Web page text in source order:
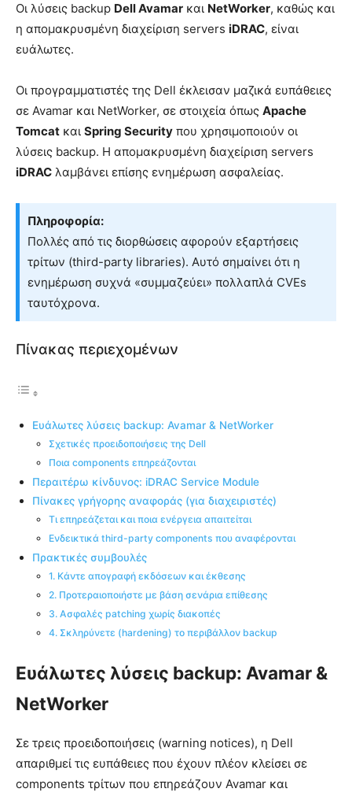
Οι λύσεις backup Dell Avamar και NetWorker, καθώς και
η απομακρυσμένη διαχείριση servers iDRAC, είναι
ευάλωτες.
Οι προγραμματιστές της Dell έκλεισαν μαζικά ευπάθειες
σε Avamar και NetWorker, σε στοιχεία όπως Apache
Tomcat και Spring Security που χρησιμοποιούν οι
λύσεις backup. Η απομακρυσμένη διαχείριση servers
iDRAC λαμβάνει επίσης ενημέρωση ασφαλείας.
Πληροφορία:
Πολλές από τις διορθώσεις αφορούν εξαρτήσεις
τρίτων (third-party libraries). Αυτό σημαίνει ότι η
ενημέρωση συχνά «συμμαζεύει» πολλαπλά CVEs
ταυτόχρονα.
Πίνακας περιεχομένων
Ευάλωτες λύσεις backup: Avamar & NetWorker
Σχετικές προειδοποιήσεις της Dell
Ποια components επηρεάζονται
Περαιτέρω κίνδυνος: iDRAC Service Module
Πίνακες γρήγορης αναφοράς (για διαχειριστές)
Τι επηρεάζεται και ποια ενέργεια απαιτείται
Ενδεικτικά third-party components που αναφέρονται
Πρακτικές συμβουλές
1. Κάντε απογραφή εκδόσεων και έκθεσης
2. Προτεραιοποιήστε με βάση σενάρια επίθεσης
3. Ασφαλές patching χωρίς διακοπές
4. Σκληρύνετε (hardening) το περιβάλλον backup
Ευάλωτες λύσεις backup: Avamar &
NetWorker
Σε τρεις προειδοποιήσεις (warning notices), η Dell
απαριθμεί τις ευπάθειες που έχουν πλέον κλείσει σε
components τρίτων που επηρεάζουν Avamar και